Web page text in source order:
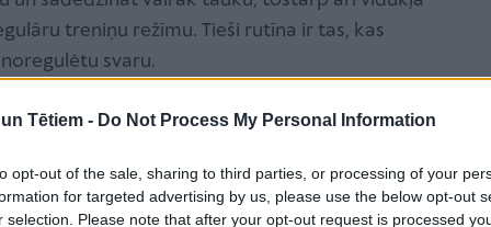
Tētiem - Do Not Process My Personal Information
opt-out of the sale, sharing to third parties, or processing of your
for targeted advertising by us, please use the below opt-out
selection. Please note that after your opt-out request is processed
treniņu režīmu. Tieši rutīna ir tas, kas
svaru.
un lielveikalu gatavo pārtiku.
un uzkodas, ņem vērā - šie tikai
Patiesībā tie satur daudz cukura un sāls. Daktere
vēdera uzpūšanos, savukārt cukurs pārvēršas